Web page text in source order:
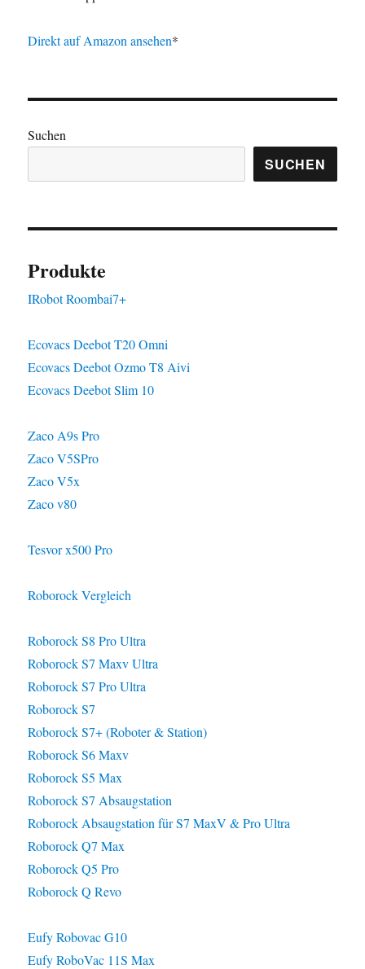
Direkt auf Amazon ansehen*
Suchen
SUCHEN
Produkte
IRobot Roombai7+
Ecovacs Deebot T20 Omni
Ecovacs Deebot Ozmo T8 Aivi
Ecovacs Deebot Slim 10
Zaco A9s Pro
Zaco V5SPro
Zaco V5x
Zaco v80
Tesvor x500 Pro
Roborock Vergleich
Roborock S8 Pro Ultra
Roborock S7 Maxv Ultra
Roborock S7 Pro Ultra
Roborock S7
Roborock S7+ (Roboter & Station)
Roborock S6 Maxv
Roborock S5 Max
Roborock S7 Absaugstation
Roborock Absaugstation für S7 MaxV & Pro Ultra
Roborock Q7 Max
Roborock Q5 Pro
Roborock Q Revo
Eufy Robovac G10
Eufy RoboVac 11S Max